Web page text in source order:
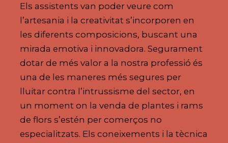
Els assistents van poder veure com
l’artesania i la creativitat s’incorporen en
les diferents composicions, buscant una
mirada emotiva i innovadora. Segurament
dotar de més valor a la nostra professió és
una de les maneres més segures per
lluitar contra l’intrussisme del sector, en
un moment on la venda de plantes i rams
de flors s’estén per comerços no
especialitzats. Els coneixements i la tècnica